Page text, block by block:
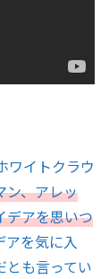
ワイトクラウ
ン、アレッ
デアを思いつ
アを気に入
とも言ってい